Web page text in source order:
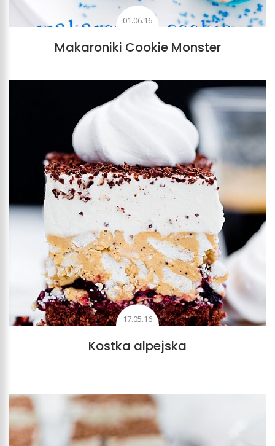
01.06.16
Makaroniki Cookie Monster
17.05.16
Kostka alpejska